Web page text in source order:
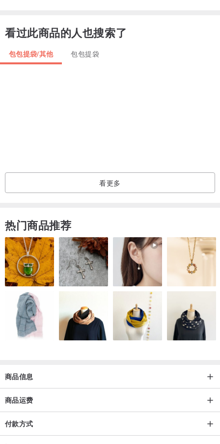
• Dimensions : W4” x H4.5” x D1.8”
• Colour Available : Ivory-Tan / Peanut-Beige / Olive Green-Black /
✅ Natural Fibers / No dyes-used / Cruelty-free
Country of Manufacture: Thailand
看过此商品的人也搜索了
包包提袋/其他 包包提袋
看更多
热门商品推荐
商品信息
商品运费
付款方式